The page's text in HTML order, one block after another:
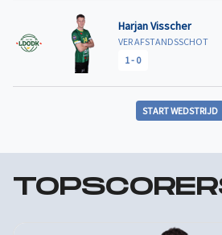
Harjan Visscher
VER AFSTANDSSCHOT
1- 0
START WEDSTRIJD